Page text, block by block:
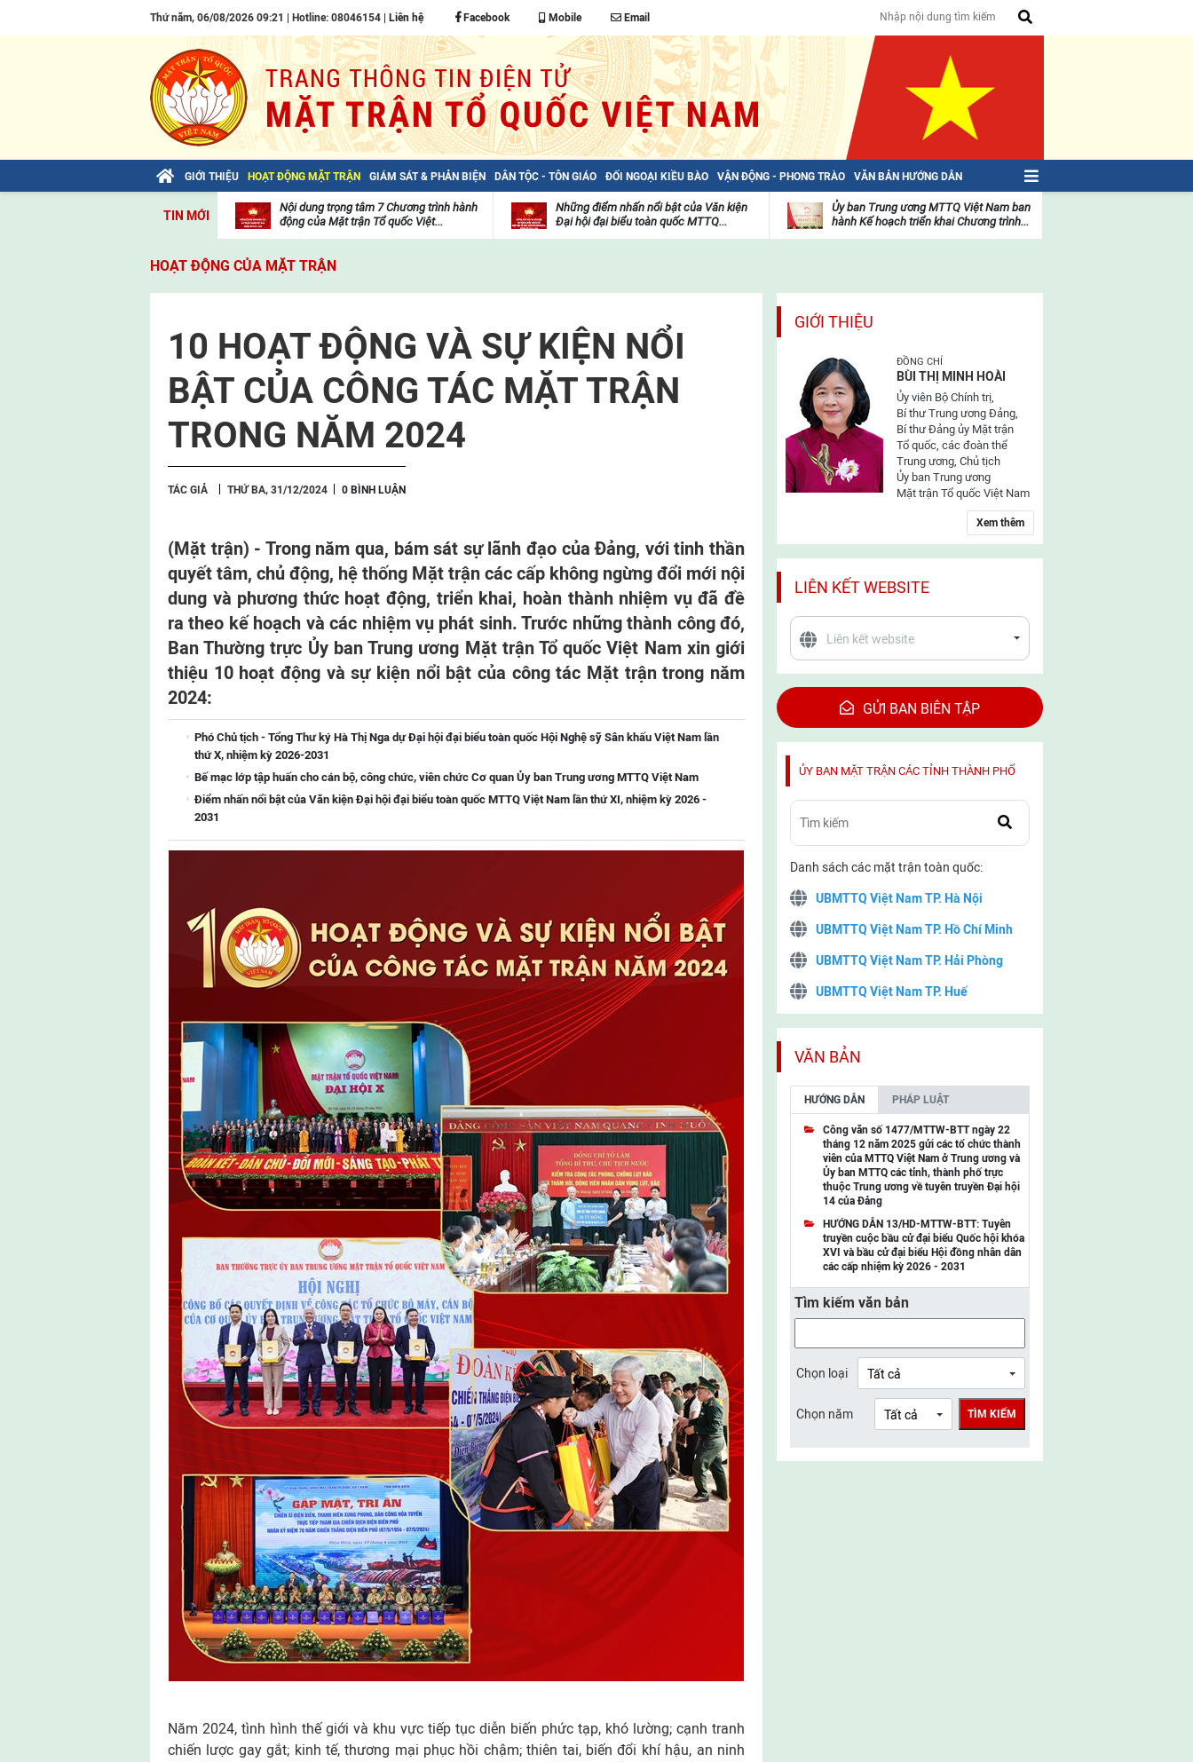
Thứ năm, 06/08/2026 09:21 | Hotline: 08046154 | Liên hệ Facebook Mobile Email
GIỚI THIỆU HOẠT ĐỘNG MẶT TRẬN GIÁM SÁT & PHẢN BIỆN DÂN TỘC - TÔN GIÁO ĐỐI NGOẠI KIỀU BÀO VẬN ĐỘNG - PHONG TRÀO VĂN BẢN HƯỚNG DẪN
TIN MỚI
Bài viết của Tổng Bí thư Tô Lâm: TIẾN
viện
Nội dung trọng tâm 7 Chương trình hành
động của Mặt trận Tổ quốc Việt...
Những điểm nhấn nổi bật của Văn kiện
Đại hội đại biểu toàn quốc MTTQ...
mặt
trận
Ủy ban Trung ương MTTQ Việt Nam ban
hành Kế hoạch triển khai Chương trình...
HOẠT ĐỘNG CỦA MẶT TRẬN
10 HOẠT ĐỘNG VÀ SỰ KIỆN NỔI
BẬT CỦA CÔNG TÁC MẶT TRẬN
TRONG NĂM 2024
TÁC GIẢ THỨ BA, 31/12/2024 0 BÌNH LUẬN
(Mặt trận) - Trong năm qua, bám sát sự lãnh đạo của Đảng, với tinh thần
quyết tâm, chủ động, hệ thống Mặt trận các cấp không ngừng đổi mới nội
dung và phương thức hoạt động, triển khai, hoàn thành nhiệm vụ đã đề
ra theo kế hoạch và các nhiệm vụ phát sinh. Trước những thành công đó,
Ban Thường trực Ủy ban Trung ương Mặt trận Tổ quốc Việt Nam xin giới
thiệu 10 hoạt động và sự kiện nổi bật của công tác Mặt trận trong năm
2024:
Phó Chủ tịch - Tổng Thư ký Hà Thị Nga dự Đại hội đại biểu toàn quốc Hội Nghệ sỹ Sân khấu Việt Nam lần
thứ X, nhiệm kỳ 2026-2031
Bế mạc lớp tập huấn cho cán bộ, công chức, viên chức Cơ quan Ủy ban Trung ương MTTQ Việt Nam
Điểm nhấn nổi bật của Văn kiện Đại hội đại biểu toàn quốc MTTQ Việt Nam lần thứ XI, nhiệm kỳ 2026 -
2031
Năm 2024, tình hình thế giới và khu vực tiếp tục diễn biến phức tạp, khó lường; cạnh tranh
chiến lược gay gắt; kinh tế, thương mại phục hồi chậm; thiên tai, biến đổi khí hậu, an ninh
GIỚI THIỆU
ĐỒNG CHÍ
BÙI THỊ MINH HOÀI
Ủy viên Bộ Chính trị,
Bí thư Trung ương Đảng,
Bí thư Đảng ủy Mặt trận
Tổ quốc, các đoàn thể
Trung ương, Chủ tịch
Ủy ban Trung ương
Mặt trận Tổ quốc Việt Nam
Xem thêm
LIÊN KẾT WEBSITE
GỬI BAN BIÊN TẬP
ỦY BAN MẶT TRẬN CÁC TỈNH THÀNH PHỐ
Danh sách các mặt trận toàn quốc:
UBMTTQ Việt Nam TP. Hà Nội
UBMTTQ Việt Nam TP. Hồ Chí Minh
UBMTTQ Việt Nam TP. Hải Phòng
UBMTTQ Việt Nam TP. Huế
UBMTTQ Việt Nam TP. Cần Thơ
UBMTTQ Việt Nam tỉnh Quảng Ninh
UBMTTQ Việt Nam tỉnh Cao Bằng
UBMTTQ Việt Nam tỉnh Lạng Sơn
UBMTTQ Việt Nam tỉnh Lai Châu
UBMTTQ Việt Nam tỉnh Điện Biên
UBMTTQ Việt Nam tỉnh Sơn La
UBMTTQ Việt Nam tỉnh Thanh Hóa
UBMTTQ Việt Nam tỉnh Nghệ An
UBMTTQ Việt Nam tỉnh Lào Cai
UBMTTQ Việt Nam tỉnh Thái Nguyên
VĂN BẢN
HƯỚNG DẪN PHÁP LUẬT
Công văn số 1477/MTTW-BTT ngày 22
tháng 12 năm 2025 gửi các tổ chức thành
viên của MTTQ Việt Nam ở Trung ương và
Ủy ban MTTQ các tỉnh, thành phố trực
thuộc Trung ương về tuyên truyền Đại hội
14 của Đảng
HƯỚNG DẪN 13/HD-MTTW-BTT: Tuyên
truyền cuộc bầu cử đại biểu Quốc hội khóa
XVI và bầu cử đại biểu Hội đồng nhân dân
các cấp nhiệm kỳ 2026 - 2031
Tìm kiếm văn bản
Chọn loại
Chọn năm TÌM KIẾM